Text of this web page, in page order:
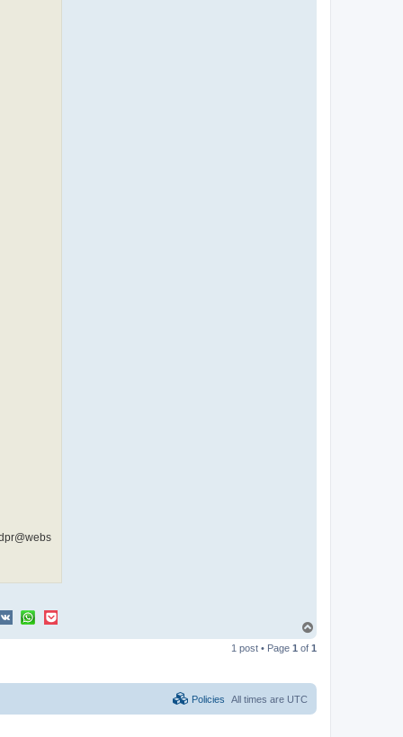
p
1 post • Page 1 of 1
All times are UTC
Policies